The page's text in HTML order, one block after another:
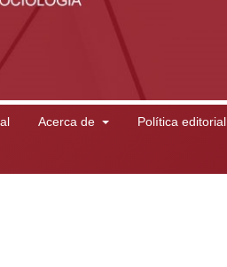
Acerca de Política editorial